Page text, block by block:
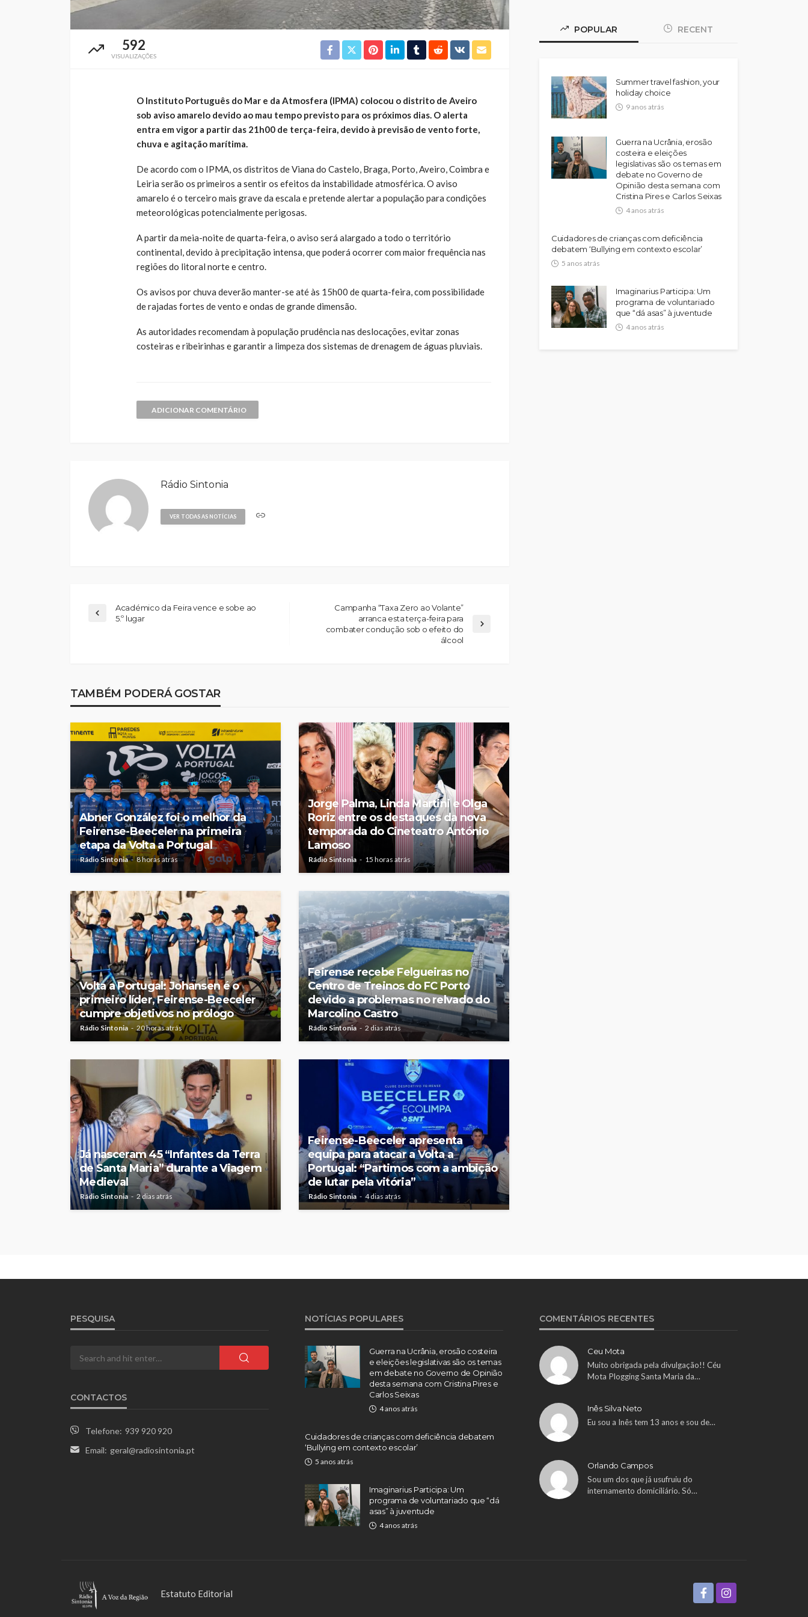
592
VISUALIZAÇÕES
O Instituto Português do Mar e da Atmosfera (IPMA) colocou o distrito de Aveiro
sob aviso amarelo devido ao mau tempo previsto para os próximos dias. O alerta
entra em vigor a partir das 21h00 de terça-feira, devido à previsão de vento forte,
chuva e agitação marítima.
De acordo com o IPMA, os distritos de Viana do Castelo, Braga, Porto, Aveiro, Coimbra e
Leiria serão os primeiros a sentir os efeitos da instabilidade atmosférica. O aviso
amarelo é o terceiro mais grave da escala e pretende alertar a população para condições
meteorológicas potencialmente perigosas.
A partir da meia-noite de quarta-feira, o aviso será alargado a todo o território
continental, devido à precipitação intensa, que poderá ocorrer com maior frequência nas
regiões do litoral norte e centro.
Os avisos por chuva deverão manter-se até às 15h00 de quarta-feira, com possibilidade
de rajadas fortes de vento e ondas de grande dimensão.
As autoridades recomendam à população prudência nas deslocações, evitar zonas
costeiras e ribeirinhas e garantir a limpeza dos sistemas de drenagem de águas pluviais.
ADICIONAR COMENTÁRIO
Rádio Sintonia
VER TODAS AS NOTÍCIAS
Académico da Feira vence e sobe ao
5.º lugar
Campanha “Taxa Zero ao Volante”
arranca esta terça-feira para
combater condução sob o efeito do
álcool
TAMBÉM PODERÁ GOSTAR
Abner González foi o melhor da
Feirense-Beeceler na primeira
etapa da Volta a Portugal
Rádio Sintonia 8 horas atrás
Jorge Palma, Linda Martini e Olga
Roriz entre os destaques da nova
temporada do Cineteatro António
Lamoso
Rádio Sintonia 15 horas atrás
Volta a Portugal: Johansen é o
primeiro líder, Feirense-Beeceler
cumpre objetivos no prólogo
Rádio Sintonia 20 horas atrás
Feirense recebe Felgueiras no
Centro de Treinos do FC Porto
devido a problemas no relvado do
Marcolino Castro
Rádio Sintonia 2 dias atrás
Já nasceram 45 “Infantes da Terra
de Santa Maria” durante a Viagem
Medieval
Rádio Sintonia 2 dias atrás
Feirense-Beeceler apresenta
equipa para atacar a Volta a
Portugal: “Partimos com a ambição
de lutar pela vitória”
Rádio Sintonia 4 dias atrás
POPULAR RECENT
Summer travel fashion, your
holiday choice
9 anos atrás
Guerra na Ucrânia, erosão
costeira e eleições
legislativas são os temas em
debate no Governo de
Opinião desta semana com
Cristina Pires e Carlos Seixas
4 anos atrás
Cuidadores de crianças com deficiência
debatem ‘Bullying em contexto escolar’
5 anos atrás
Imaginarius Participa: Um
programa de voluntariado
que “dá asas” à juventude
4 anos atrás
PESQUISA
CONTACTOS
Telefone: 939 920 920
Email: geral@radiosintonia.pt
NOTÍCIAS POPULARES
Guerra na Ucrânia, erosão costeira
e eleições legislativas são os temas
em debate no Governo de Opinião
desta semana com Cristina Pires e
Carlos Seixas
4 anos atrás
Cuidadores de crianças com deficiência debatem
‘Bullying em contexto escolar’
5 anos atrás
Imaginarius Participa: Um
programa de voluntariado que “dá
asas” à juventude
4 anos atrás
COMENTÁRIOS RECENTES
Ceu Mota
Muito obrigada pela divulgação!! Céu
Mota Plogging Santa Maria da…
Inês Silva Neto
Eu sou a Inês tem 13 anos e sou de…
Orlando Campos
Sou um dos que já usufruiu do
internamento domiciliário. Só…
Estatuto Editorial